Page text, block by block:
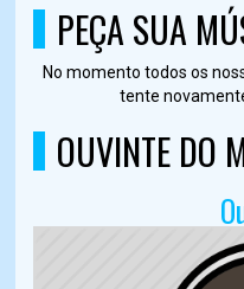
PEÇA SUA
No momento todos os
tente
OUVINTE DO